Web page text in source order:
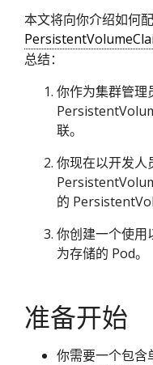
本文将向你介绍如何
总结：
你作为集群管理
联。
你现在以开发人
的
你创建一个使
为存储的 Pod。
准备开始
你需要一个包含